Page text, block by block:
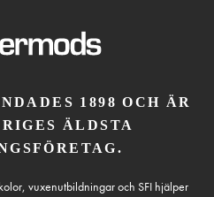
1898 OCH ÄR
ÄLDSTA
vuxenutbildningar och SFI hjälper